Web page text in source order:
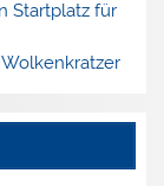
Startplatz für